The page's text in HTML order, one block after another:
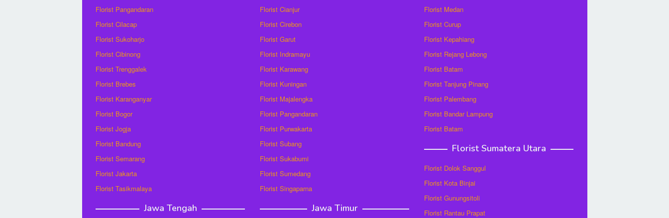
Florist Pangandaran
Florist Cilacap
Florist Sukoharjo
Florist Cibinong
Florist Trenggalek
Florist Brebes
Florist Karanganyar
Florist Bogor
Florist Jogja
Florist Bandung
Florist Semarang
Florist Jakarta
Florist Tasikmalaya
Jawa Tengah
Florist Cianjur
Florist Cirebon
Florist Garut
Florist Indramayu
Florist Karawang
Florist Kuningan
Florist Majalengka
Florist Pangandaran
Florist Purwakarta
Florist Subang
Florist Sukabumi
Florist Sumedang
Florist Singaparna
Jawa Timur
Florist Medan
Florist Curup
Florist Kepahiang
Florist Rejang Lebong
Florist Batam
Florist Tanjung Pinang
Florist Palembang
Florist Bandar Lampung
Florist Batam
Florist Sumatera Utara
Florist Dolok Sanggul
Florist Kota Binjai
Florist Gunungsitoli
Florist Rantau Prapat